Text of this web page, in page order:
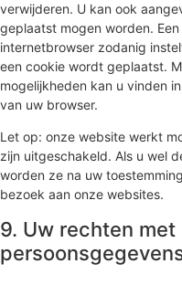
verwijderen. U kan ook
geplaatst mogen worden.
internetbrowser zodanig
een cookie wordt geplaatst.
mogelijkheden kan u vinden
van uw browser.
Let op: onze website werkt
zijn uitgeschakeld. Als u wel
worden ze na uw
bezoek aan onze websites.
9. Uw rechten